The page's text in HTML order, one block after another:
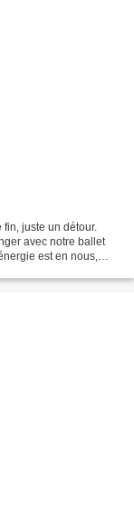
juste un détour.
avec notre ballet
est en nous,